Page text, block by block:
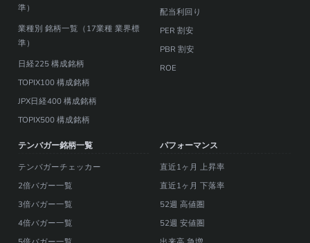
準）
業種別 銘柄一覧（17業種 業界標
準）
日経225 構成銘柄
TOPIX100 構成銘柄
JPX日経400 構成銘柄
TOPIX500 構成銘柄
配当利回り
PER 割安
PBR 割安
ROE
テンバガー銘柄一覧
テンバガーチェッカー
2倍バガー一覧
3倍バガー一覧
4倍バガー一覧
パフォーマンス
直近1ヶ月 上昇率
直近1ヶ月 下落率
52週 高値圏
52週 安値圏